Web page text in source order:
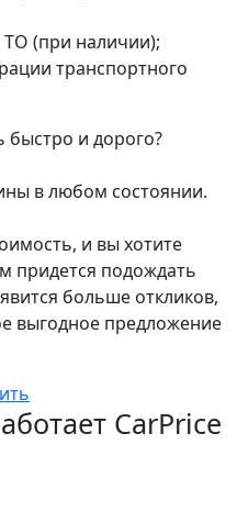
(при наличии);
транспортного
быстро и дорого?
в любом состоянии.
и вы хотите
придется подождать
больше откликов,
выгодное предложение
CarPrice